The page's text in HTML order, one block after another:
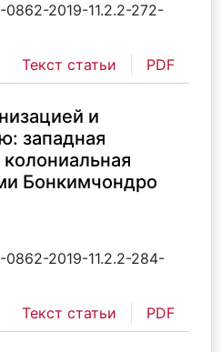
0862-2019-11.2.2-272-
Текст статьи PDF
и
западная
Бонкимчондро
0862-2019-11.2.2-284-
Текст статьи PDF